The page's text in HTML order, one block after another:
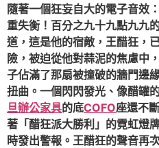
隨著一個狂妄自大的電子音效
重失衡！百分之九十九點九九
道，這是他的宿敵，王醋狂，
險，被迫從他對蒜泥的焦慮中
子佔滿了那扇被撞破的牆門邊
扭曲。一個閃閃發光、像醋罐
旦辦公家具的底COFO座還不
著「醋狂派大勝利」的霓虹燈
時發出警報。王醋狂的聲音再